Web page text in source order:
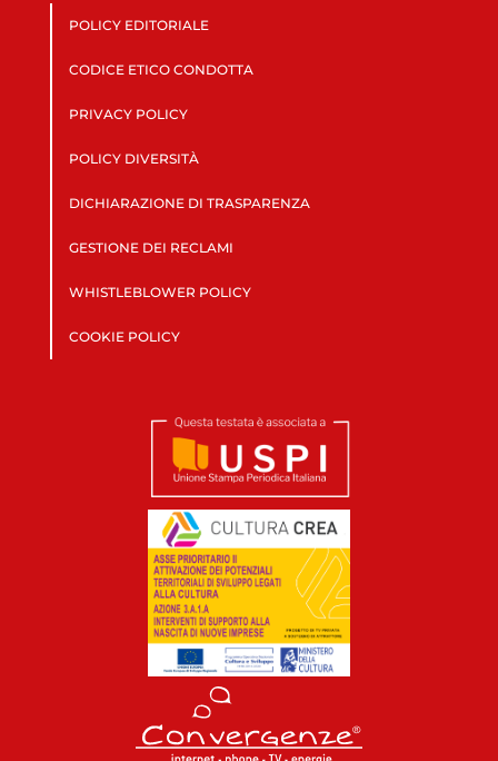
POLICY EDITORIALE
CODICE ETICO CONDOTTA
PRIVACY POLICY
POLICY DIVERSITÀ
DICHIARAZIONE DI TRASPARENZA
GESTIONE DEI RECLAMI
WHISTLEBLOWER POLICY
COOKIE POLICY